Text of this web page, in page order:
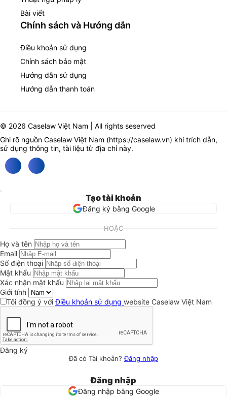
Bài viết
Chính sách và Hướng dẫn
Điều khoản sử dụng
Chính sách bảo mật
Hướng dẫn sử dụng
Hướng dẫn thanh toán
© 2026 Caselaw Việt Nam | All rights seserved
Ghi rõ nguồn Caselaw Việt Nam (https://caselaw.vn) khi trích dẫn,
sử dụng thông tin, tài liệu từ địa chỉ này.
Tạo tài khoản
Đăng ký bằng Google
HOẶC
Họ và tên
Email
Số điện thoại
Mật khẩu
Xác nhận mật khẩu
Giới tính
Tôi đồng ý vớiĐiều khoản sử dụng website Caselaw Việt Nam
Đăng ký
Đã có Tài khoản?Đăng nhập
Đăng nhập
Đăng nhập bằng Google